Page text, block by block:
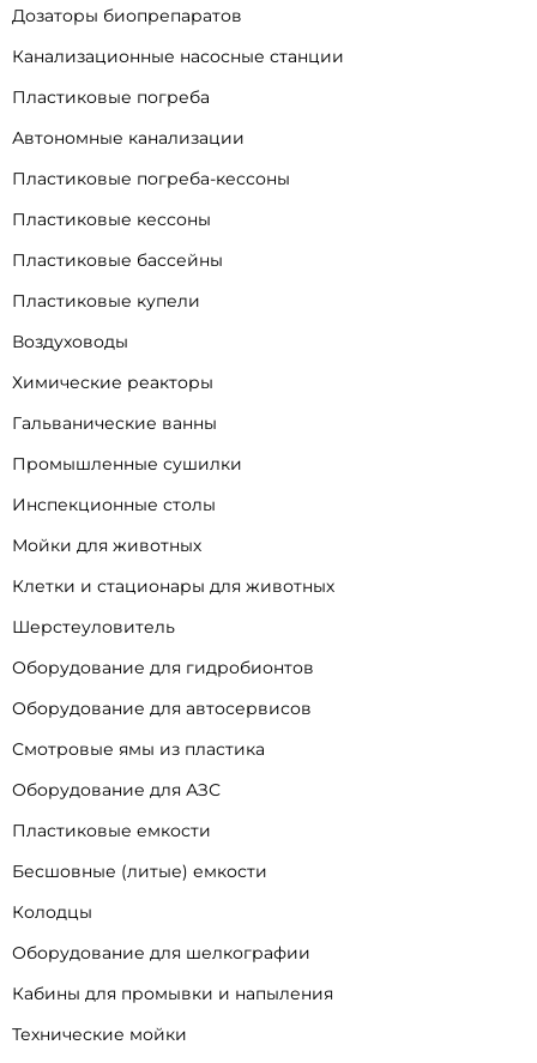
Дозаторы биопрепаратов
Канализационные насосные станции
Пластиковые погреба
Автономные канализации
Пластиковые погреба-кессоны
Пластиковые кессоны
Пластиковые бассейны
Пластиковые купели
Воздуховоды
Химические реакторы
Гальванические ванны
Промышленные сушилки
Инспекционные столы
Мойки для животных
Клетки и стационары для животных
Шерстеуловитель
Оборудование для гидробионтов
Оборудование для автосервисов
Смотровые ямы из пластика
Оборудование для АЗС
Пластиковые емкости
Бесшовные (литые) емкости
Колодцы
Оборудование для шелкографии
Кабины для промывки и напыления
Технические мойки